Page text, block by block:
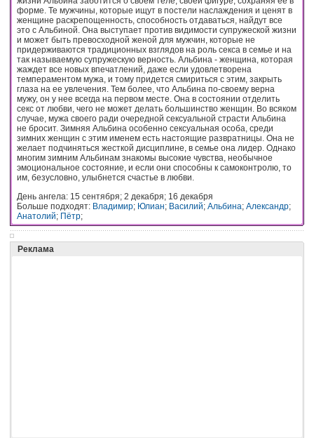
форме. Те мужчины, которые ищут в постели наслаждения и ценят в
женщине раскрепощенность, способность отдаваться, найдут все
это с Альбиной. Она выступает против видимости супружеской жизни
и может быть превосходной женой для мужчин, которые не
придерживаются традиционных взглядов на роль секса в семье и на
так называемую супружескую верность. Альбина - женщина, которая
жаждет все новых впечатлений, даже если удовлетворена
темпераментом мужа, и тому придется смириться с этим, закрыть
глаза на ее увлечения. Teм более, что Альбина по-своему верна
мужу, он у нее всегда на первом месте. Она в состоянии отделить
секс от любви, чего не может делать большинство женщин. Во всяком
случае, мужа своего ради очередной сексуальной страсти Альбина
не бросит. Зимняя Альбина особенно сексуальная особа, среди
зимних женщин с этим именем есть настоящие развратницы. Она не
желает подчиняться жесткой дисциплине, в семье она лидер. Однако
многим зимним Альбинам знакомы высокие чувства, необычное
эмоциональное состояние, и если они способны к самоконтролю, то
им, безусловно, улыбнется счастье в любви.
День ангела: 15 сентября; 2 декабря; 16 декабря
Больше подходят: Владимир; Юлиан; Василий; Альбина; Александр;
Анатолий; Пётр;
Реклама